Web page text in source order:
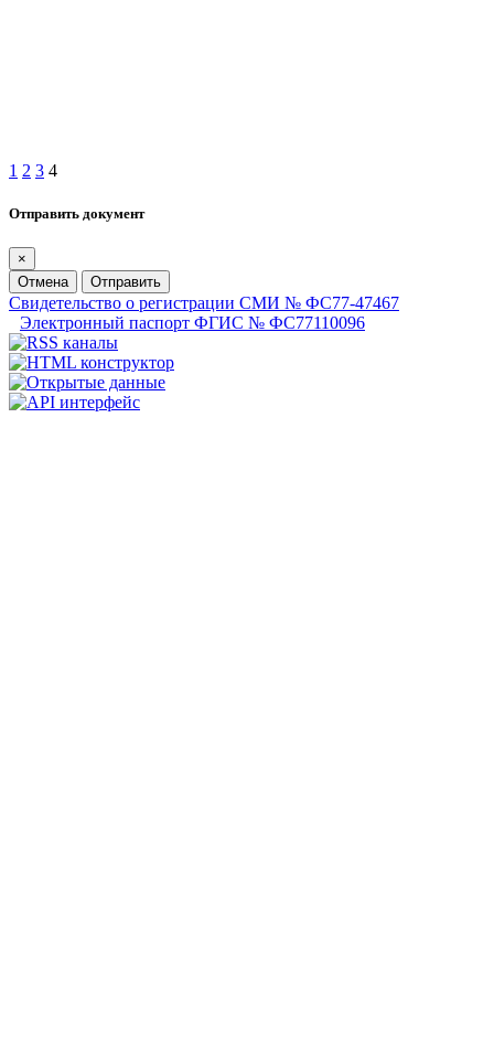
1 2 3 4
Отправить документ
×
Отмена
Отправить
Свидетельство о регистрации СМИ № ФС77-47467
Электронный паспорт ФГИС № ФС77110096